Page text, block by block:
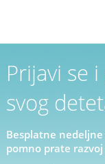
Prijavi se
svog
Besplatne
pomno prate